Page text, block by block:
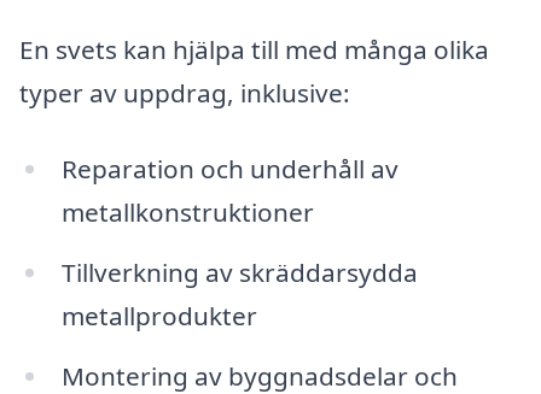
En svets kan hjälpa till med många olika
typer av uppdrag, inklusive:
Reparation och underhåll av
metallkonstruktioner
Tillverkning av skräddarsydda
metallprodukter
Montering av byggnadsdelar och